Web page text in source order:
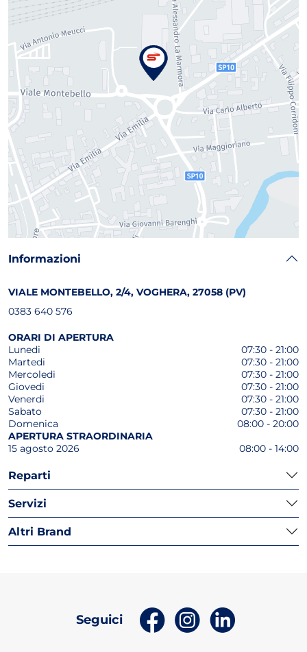
Informazioni
VIALE MONTEBELLO, 2/4, VOGHERA, 27058 (PV)
0383 640 576
ORARI DI APERTURA
Lunedi
07:30 - 21:00
Martedi
07:30 - 21:00
Mercoledi
07:30 - 21:00
Giovedi
07:30 - 21:00
Venerdi
07:30 - 21:00
Sabato
07:30 - 21:00
Domenica
08:00 - 20:00
APERTURA STRAORDINARIA
15 agosto 2026
08:00 - 14:00
Reparti
Servizi
Altri Brand
Seguici (apri in un nuovo tab)
(apri in un nuovo